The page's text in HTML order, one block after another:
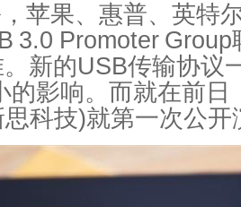
苹果、惠普、英特
3.0 Promoter
新的USB传输协议
的影响。而就在前日
科技)就第一次公